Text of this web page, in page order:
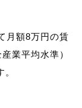
月額8万円の賃
業平均水準）